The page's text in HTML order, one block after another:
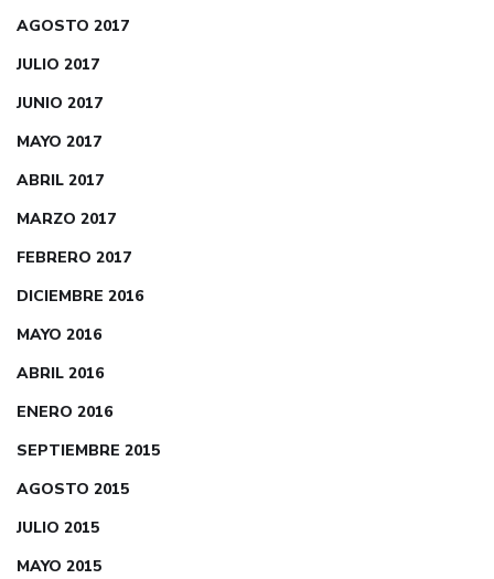
AGOSTO 2017
JULIO 2017
JUNIO 2017
MAYO 2017
ABRIL 2017
MARZO 2017
FEBRERO 2017
DICIEMBRE 2016
MAYO 2016
ABRIL 2016
ENERO 2016
SEPTIEMBRE 2015
AGOSTO 2015
JULIO 2015
MAYO 2015